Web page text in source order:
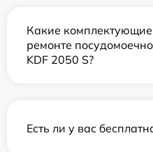
Какие
ремонте
KDF 2050 S?
Есть ли у вас